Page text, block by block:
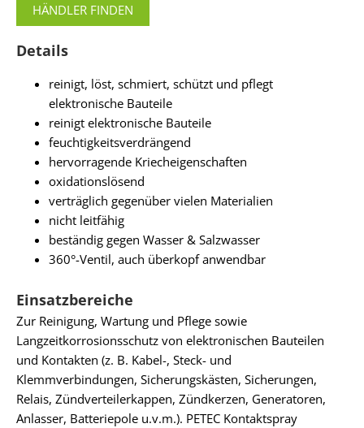
HÄNDLER FINDEN
Details
reinigt, löst, schmiert, schützt und pflegt
elektronische Bauteile
reinigt elektronische Bauteile
feuchtigkeitsverdrängend
hervorragende Kriecheigenschaften
oxidationslösend
verträglich gegenüber vielen Materialien
nicht leitfähig
beständig gegen Wasser & Salzwasser
360°-Ventil, auch überkopf anwendbar
Einsatzbereiche
Zur Reinigung, Wartung und Pflege sowie
Langzeitkorrosionsschutz von elektronischen Bauteilen
und Kontakten (z. B. Kabel-, Steck- und
Klemmverbindungen, Sicherungskästen, Sicherungen,
Relais, Zündverteilerkappen, Zündkerzen, Generatoren,
Anlasser, Batteriepole u.v.m.). PETEC Kontaktspray